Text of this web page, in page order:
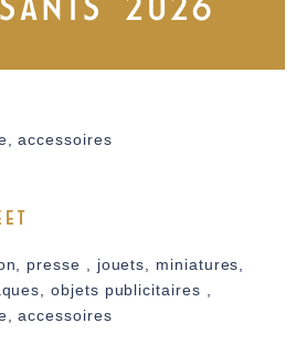
2026
accessoires
presse , jouets, miniatures,
objets publicitaires ,
accessoires